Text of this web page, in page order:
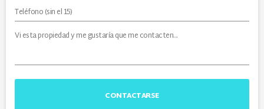
CONTACTARSE